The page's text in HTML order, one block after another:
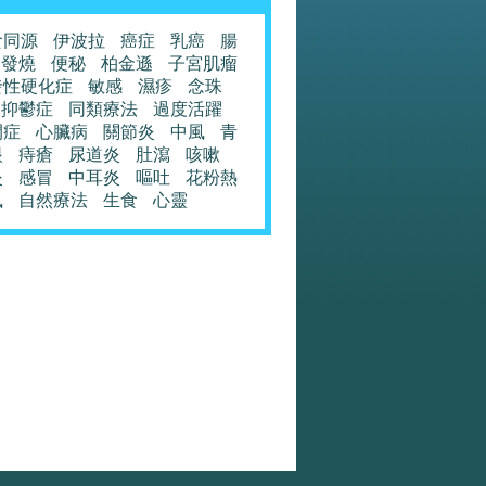
源 伊波拉 癌症 乳癌
腸
發燒
便秘 柏金遜
子宮肌瘤
硬化症
敏感 濕疹
念珠
抑鬱症
同類療法
過度活躍
心臟病 關節炎 中風
青
痔瘡 尿道炎 肚瀉
咳嗽
感冒 中耳炎 嘔吐
花粉熱
自然療法 生食 心靈